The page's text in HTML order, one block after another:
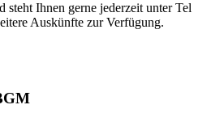
steht Ihnen gerne jederzeit unter Tel
Auskünfte zur Verfügung.